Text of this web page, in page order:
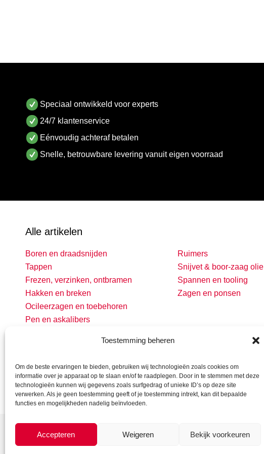
Toestemming beheren
Om de beste ervaringen te bieden, gebruiken wij technologieën zoals cookies om
informatie over je apparaat op te slaan en/of te raadplegen. Door in te stemmen met deze
technologieën kunnen wij gegevens zoals surfgedrag of unieke ID’s op deze site
verwerken. Als je geen toestemming geeft of je toestemming intrekt, kan dit bepaalde
functies en mogelijkheden nadelig beïnvloeden.
Accepteren Weigeren Bekijk voorkeuren
Speciaal ontwikkeld voor experts
24/7 klantenservice
Eénvoudig achteraf betalen
Snelle, betrouwbare levering vanuit eigen voorraad
Alle artikelen
Boren en draadsnijden
Tappen
Frezen, verzinken, ontbramen
Hakken en breken
Ocileerzagen en toebehoren
Pen en askalibers
Ruimers
Snijvet & boor-zaag olie
Spannen en tooling
Zagen en ponsen